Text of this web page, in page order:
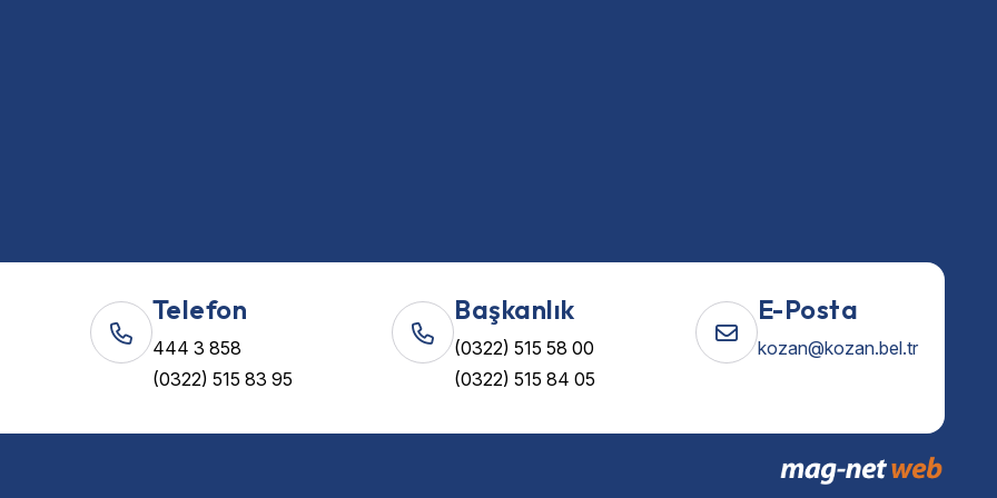
Telefon
444 3 858
(0322) 515 83 95
Başkanlık
(0322) 515 58 00
(0322) 515 84 05
E-Posta
kozan@kozan.bel.tr